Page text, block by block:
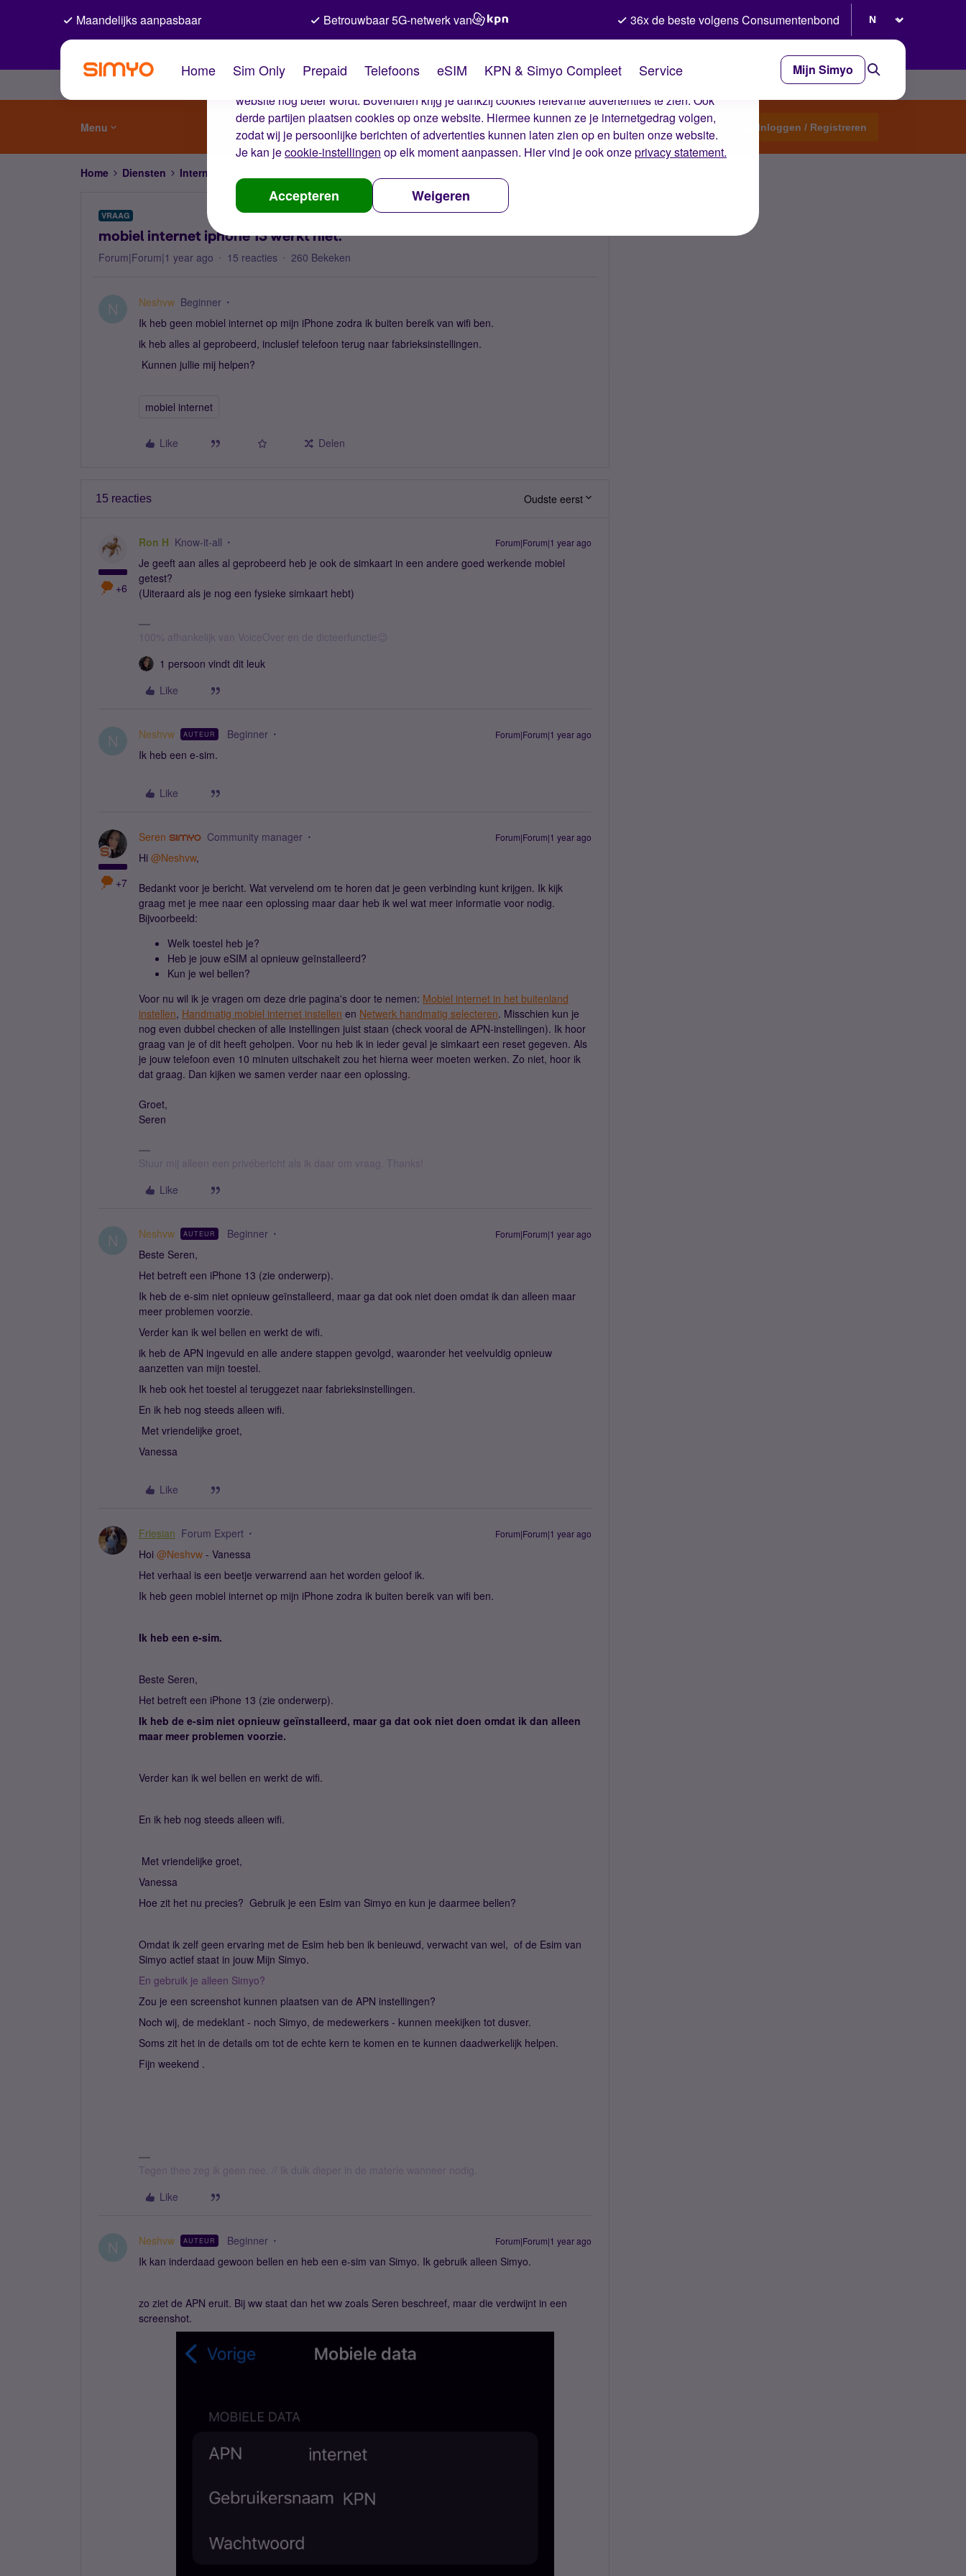
De cookies van Simyo
Wij gebruiken cookies op onze website. Met deze cookies zorgen wij ervoor dat je ervaring op de
website nog beter wordt. Bovendien krijg je dankzij cookies relevante advertenties te zien. Ook
derde partijen plaatsen cookies op onze website. Hiermee kunnen ze je internetgedrag volgen,
zodat wij je persoonlijke berichten of advertenties kunnen laten zien op en buiten onze website.
Je kan jecookie-instellingen op elk moment aanpassen. Hier vind je ook onzeprivacy statement.
Accepteren Weigeren
Maandelijks aanpasbaar Betrouwbaar 5G-netwerk van 36x de beste volgens Consumentenbond
Home Sim Only Prepaid Telefoons eSIM KPN & Simyo Compleet Service Mijn Simyo
Menu Start een topic Inloggen / Registreren
Home Diensten Internet, 4G en 5G
VRAAG
mobiel internet iphone 13 werkt niet.
Forum|Forum|1 year ago 15 reacties 260 Bekeken
N Neshvw Beginner
Ik heb geen mobiel internet op mijn iPhone zodra ik buiten bereik van wifi ben.
ik heb alles al geprobeerd, inclusief telefoon terug naar fabrieksinstellingen.
Kunnen jullie mij helpen?
mobiel internet
Like Delen
15 reacties Oudste eerst
+6
Ron H Know-it-all Forum|Forum|1 year ago
Je geeft aan alles al geprobeerd heb je ook de simkaart in een andere goed werkende mobiel
getest?
(Uiteraard als je nog een fysieke simkaart hebt)
100% afhankelijk van VoiceOver en de dicteerfunctie😉
1 persoon vindt dit leuk
Like
N Neshvw AUTEUR Beginner Forum|Forum|1 year ago
Ik heb een e-sim.
Like
+7
Seren Community manager Forum|Forum|1 year ago
Hi ​ @Neshvw,
Bedankt voor je bericht. Wat vervelend om te horen dat je geen verbinding kunt krijgen. Ik kijk
graag met je mee naar een oplossing maar daar heb ik wel wat meer informatie voor nodig.
Bijvoorbeeld:
Welk toestel heb je?
Heb je jouw eSIM al opnieuw geïnstalleerd?
Kun je wel bellen?
Voor nu wil ik je vragen om deze drie pagina's door te nemen: Mobiel internet in het buitenland
instellen, Handmatig mobiel internet instellen en Netwerk handmatig selecteren. Misschien kun je
nog even dubbel checken of alle instellingen juist staan (check vooral de APN-instellingen). Ik hoor
graag van je of dit heeft geholpen. Voor nu heb ik in ieder geval je simkaart een reset gegeven. Als
je jouw telefoon even 10 minuten uitschakelt zou het hierna weer moeten werken. Zo niet, hoor ik
dat graag. Dan kijken we samen verder naar een oplossing.
Groet,
Seren
Stuur mij alleen een privébericht als ik daar om vraag. Thanks!
Like
N Neshvw AUTEUR Beginner Forum|Forum|1 year ago
Beste Seren,
Het betreft een iPhone 13 (zie onderwerp).
Ik heb de e-sim niet opnieuw geïnstalleerd, maar ga dat ook niet doen omdat ik dan alleen maar
meer problemen voorzie.
Verder kan ik wel bellen en werkt de wifi.
ik heb de APN ingevuld en alle andere stappen gevolgd, waaronder het veelvuldig opnieuw
aanzetten van mijn toestel.
Ik heb ook het toestel al teruggezet naar fabrieksinstellingen.
En ik heb nog steeds alleen wifi.
Met vriendelijke groet,
Vanessa
Like
Friesian Forum Expert Forum|Forum|1 year ago
Hoi ​ @Neshvw - Vanessa
Het verhaal is een beetje verwarrend aan het worden geloof ik.
Ik heb geen mobiel internet op mijn iPhone zodra ik buiten bereik van wifi ben.
Ik heb een e-sim.
Beste Seren,
Het betreft een iPhone 13 (zie onderwerp).
Ik heb de e-sim niet opnieuw geïnstalleerd, maar ga dat ook niet doen omdat ik dan alleen
maar meer problemen voorzie.
Verder kan ik wel bellen en werkt de wifi.
En ik heb nog steeds alleen wifi.
Met vriendelijke groet,
Vanessa
Hoe zit het nu precies? Gebruik je een Esim van Simyo en kun je daarmee bellen?
Omdat ik zelf geen ervaring met de Esim heb ben ik benieuwd, verwacht van wel, of de Esim van
Simyo actief staat in jouw Mijn Simyo.
En gebruik je alleen Simyo?
Zou je een screenshot kunnen plaatsen van de APN instellingen?
Noch wij, de medeklant - noch Simyo, de medewerkers - kunnen meekijken tot dusver.
Soms zit het in de details om tot de echte kern te komen en te kunnen daadwerkelijk helpen.
Fijn weekend .
Tegen thee zeg ik geen nee. // Ik duik dieper in de materie wanneer nodig.
Like
N Neshvw AUTEUR Beginner Forum|Forum|1 year ago
Ik kan inderdaad gewoon bellen en heb een e-sim van Simyo. Ik gebruik alleen Simyo.
zo ziet de APN eruit. Bij ww staat dan het ww zoals Seren beschreef, maar die verdwijnt in een
screenshot.